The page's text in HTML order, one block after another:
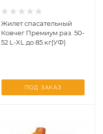
Жилет спасательный
Ковчег Премиум раз. 50-
52 L-XL до 85 кг(УФ)
ПОД ЗАКАЗ